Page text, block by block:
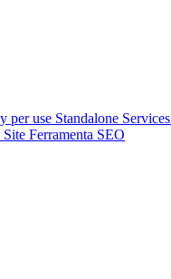
per use Standalone Services
Site Ferramenta SEO